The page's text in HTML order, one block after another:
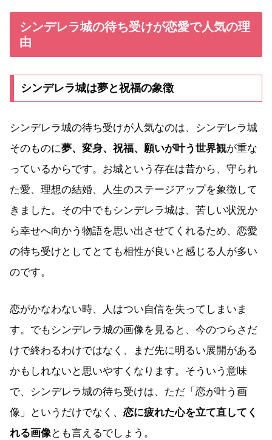
シンデレラ城の待ち受けが恋愛で人気の理
由
シンデレラ城は夢と祝福の象徴
シンデレラ城の待ち受けが人気なのは、シンデレラ城
そのものに夢、変身、祝福、願いが叶う世界観が重な
っているからです。お城という存在は昔から、守られ
た愛、理想の結婚、人生のステージアップを象徴して
きました。その中でもシンデレラ城は、苦しい状況か
ら幸せへ向かう物語を思い出させてくれるため、恋愛
の待ち受けとしてとても相性が良いと感じる人が多い
のです。
恋がかなわない時、人はつい自信を失ってしまいま
す。でもシンデレラ城の画像を見ると、今のつらさだ
けで終わるわけではなく、まだ先に明るい展開がある
かもしれないと思いやすくなります。そういう意味
で、シンデレラ城の待ち受けは、ただ「恋が叶う画
像」というだけでなく、 恋に疲れた心を立て直してく
れる画像とも言えるでしょう。